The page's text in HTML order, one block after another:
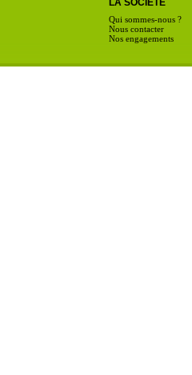
LA SOCIÉTÉ
Qui sommes-nous ?
Nous contacter
Nos engagements